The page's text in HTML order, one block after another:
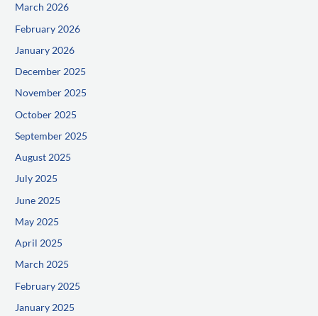
March 2026
February 2026
January 2026
December 2025
November 2025
October 2025
September 2025
August 2025
July 2025
June 2025
May 2025
April 2025
March 2025
February 2025
January 2025